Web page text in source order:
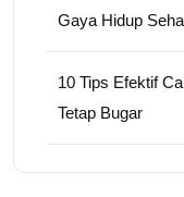
Gaya Hidup
10 Tips Efektif
Tetap Bugar